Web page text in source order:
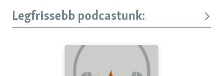
Legfrissebb podcastunk: